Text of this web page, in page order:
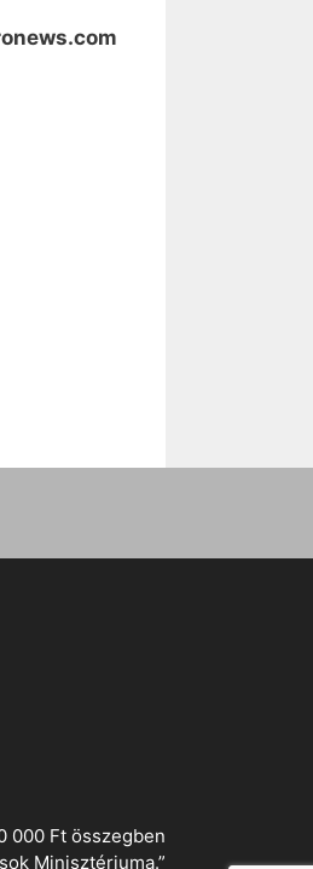
000 Ft összegben
Minisztériuma.”